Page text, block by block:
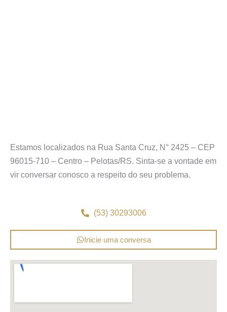
Estamos localizados na Rua Santa Cruz, N° 2425 – CEP
96015-710 – Centro – Pelotas/RS. Sinta-se a vontade em
vir conversar conosco a respeito do seu problema.
(53) 30293006
Inicie uma conversa